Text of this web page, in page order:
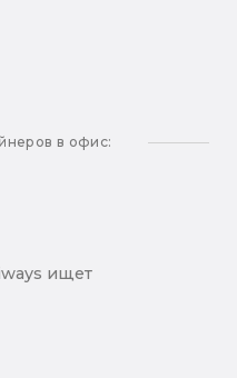
в офис:
ищет